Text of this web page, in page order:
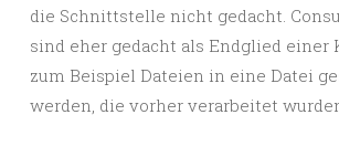
die Schnittstelle nicht gedacht.
sind eher gedacht als Endglied einer
zum Beispiel Dateien in eine Datei
werden, die vorher verarbeitet